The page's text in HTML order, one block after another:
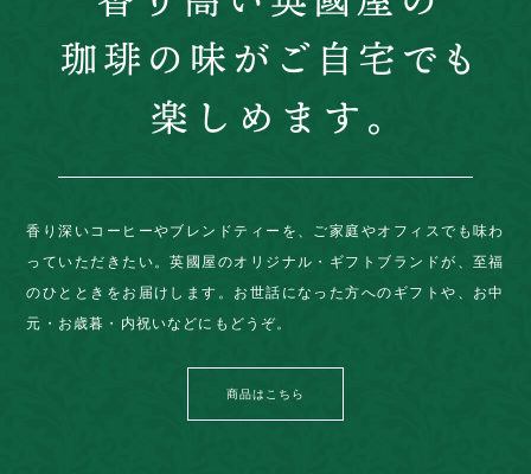
香り深いコーヒーやブレンドティーを、ご家庭やオフィスでも味わ
っていただきたい。英國屋のオリジナル・ギフトブランドが、至福
のひとときをお届けします。お世話になった方へのギフトや、お中
元・お歳暮・内祝いなどにもどうぞ。
商品はこちら